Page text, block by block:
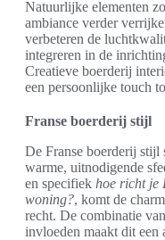
Natuurlijke elementen
ambiance verder
verbeteren de
integreren in de
Creatieve boerderij
een persoonlijke touch
Franse boerderij stijl
De Franse boerderij stijl
warme, uitnodigende
en specifiek hoe richt je
woning?, komt de
recht. De combinatie
invloeden maakt dit